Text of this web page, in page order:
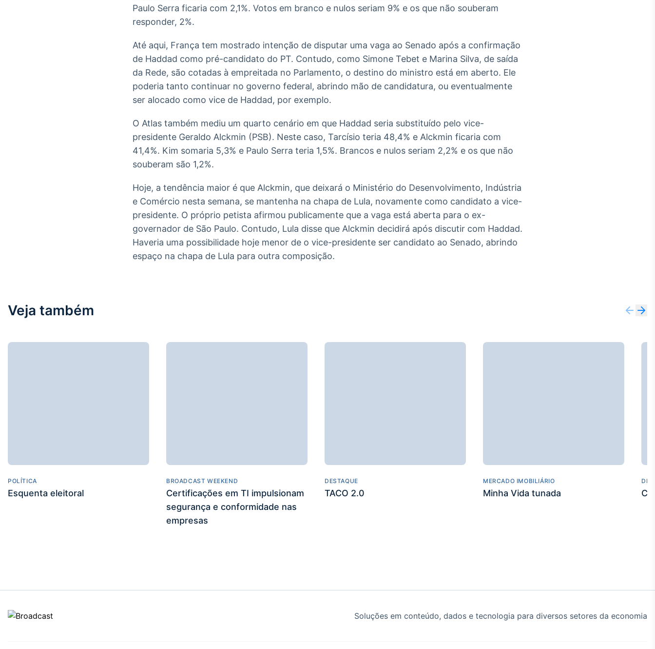
Paulo Serra ficaria com 2,1%. Votos em branco e nulos seriam 9% e os que não souberam
responder, 2%.
Até aqui, França tem mostrado intenção de disputar uma vaga ao Senado após a confirmação
de Haddad como pré-candidato do PT. Contudo, como Simone Tebet e Marina Silva, de saída
da Rede, são cotadas à empreitada no Parlamento, o destino do ministro está em aberto. Ele
poderia tanto continuar no governo federal, abrindo mão de candidatura, ou eventualmente
ser alocado como vice de Haddad, por exemplo.
O Atlas também mediu um quarto cenário em que Haddad seria substituído pelo vice-
presidente Geraldo Alckmin (PSB). Neste caso, Tarcísio teria 48,4% e Alckmin ficaria com
41,4%. Kim somaria 5,3% e Paulo Serra teria 1,5%. Brancos e nulos seriam 2,2% e os que não
souberam são 1,2%.
Hoje, a tendência maior é que Alckmin, que deixará o Ministério do Desenvolvimento, Indústria
e Comércio nesta semana, se mantenha na chapa de Lula, novamente como candidato a vice-
presidente. O próprio petista afirmou publicamente que a vaga está aberta para o ex-
governador de São Paulo. Contudo, Lula disse que Alckmin decidirá após discutir com Haddad.
Haveria uma possibilidade hoje menor de o vice-presidente ser candidato ao Senado, abrindo
espaço na chapa de Lula para outra composição.
Veja também
POLÍTICA
Esquenta eleitoral
BROADCAST WEEKEND
Certificações em TI impulsionam
segurança e conformidade nas
empresas
DESTAQUE
TACO 2.0
MERCADO IMOBILIÁRIO
Minha Vida tunada
Soluções em conteúdo, dados e tecnologia para diversos setores da economia